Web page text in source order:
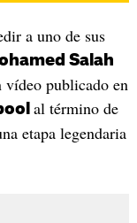
a uno de sus
Salah
vídeo publicado en
al término de
etapa legendaria